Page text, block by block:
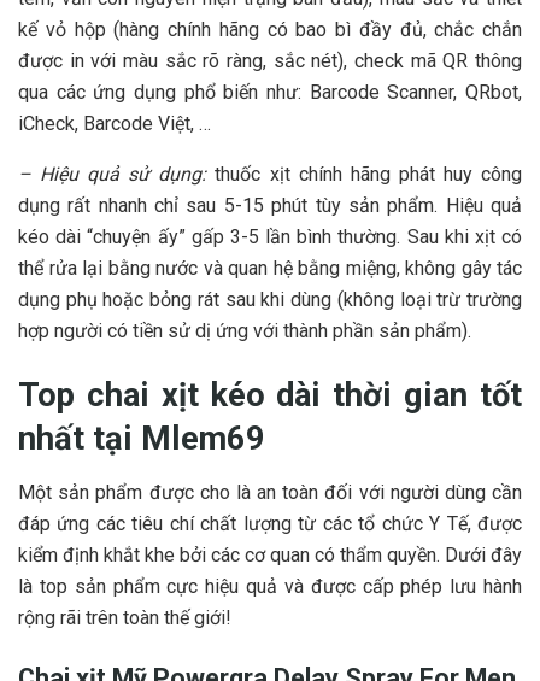
kế vỏ hộp (hàng chính hãng có bao bì đầy đủ, chắc chắn
được in với màu sắc rõ ràng, sắc nét), check mã QR thông
qua các ứng dụng phổ biến như: Barcode Scanner, QRbot,
iCheck, Barcode Việt, …
– Hiệu quả sử dụng:thuốc xịt chính hãng phát huy công
dụng rất nhanh chỉ sau 5-15 phút tùy sản phẩm. Hiệu quả
kéo dài “chuyện ấy” gấp 3-5 lần bình thường. Sau khi xịt có
thể rửa lại bằng nước và quan hệ bằng miệng, không gây tác
dụng phụ hoặc bỏng rát sau khi dùng (không loại trừ trường
hợp người có tiền sử dị ứng với thành phần sản phẩm).
Top chai xịt kéo dài thời gian tốt
nhất tại Mlem69
Một sản phẩm được cho là an toàn đối với người dùng cần
đáp ứng các tiêu chí chất lượng từ các tổ chức Y Tế, được
kiểm định khắt khe bởi các cơ quan có thẩm quyền. Dưới đây
là top sản phẩm cực hiệu quả và được cấp phép lưu hành
rộng rãi trên toàn thế giới!